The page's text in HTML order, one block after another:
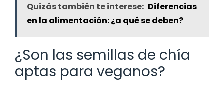
Quizás también te interese: Diferencias
en la alimentación: ¿a qué se deben?
¿Son las semillas de chía
aptas para veganos?